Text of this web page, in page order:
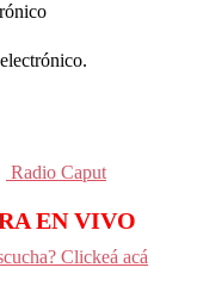
Radio Caput
EN VIVO
Clickeá acá